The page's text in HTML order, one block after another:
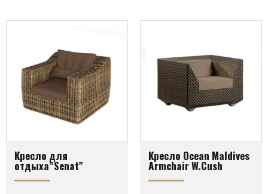
Кресло для
отдыха”Senat”
Кресло Ocean Maldives
Armchair W.Cush